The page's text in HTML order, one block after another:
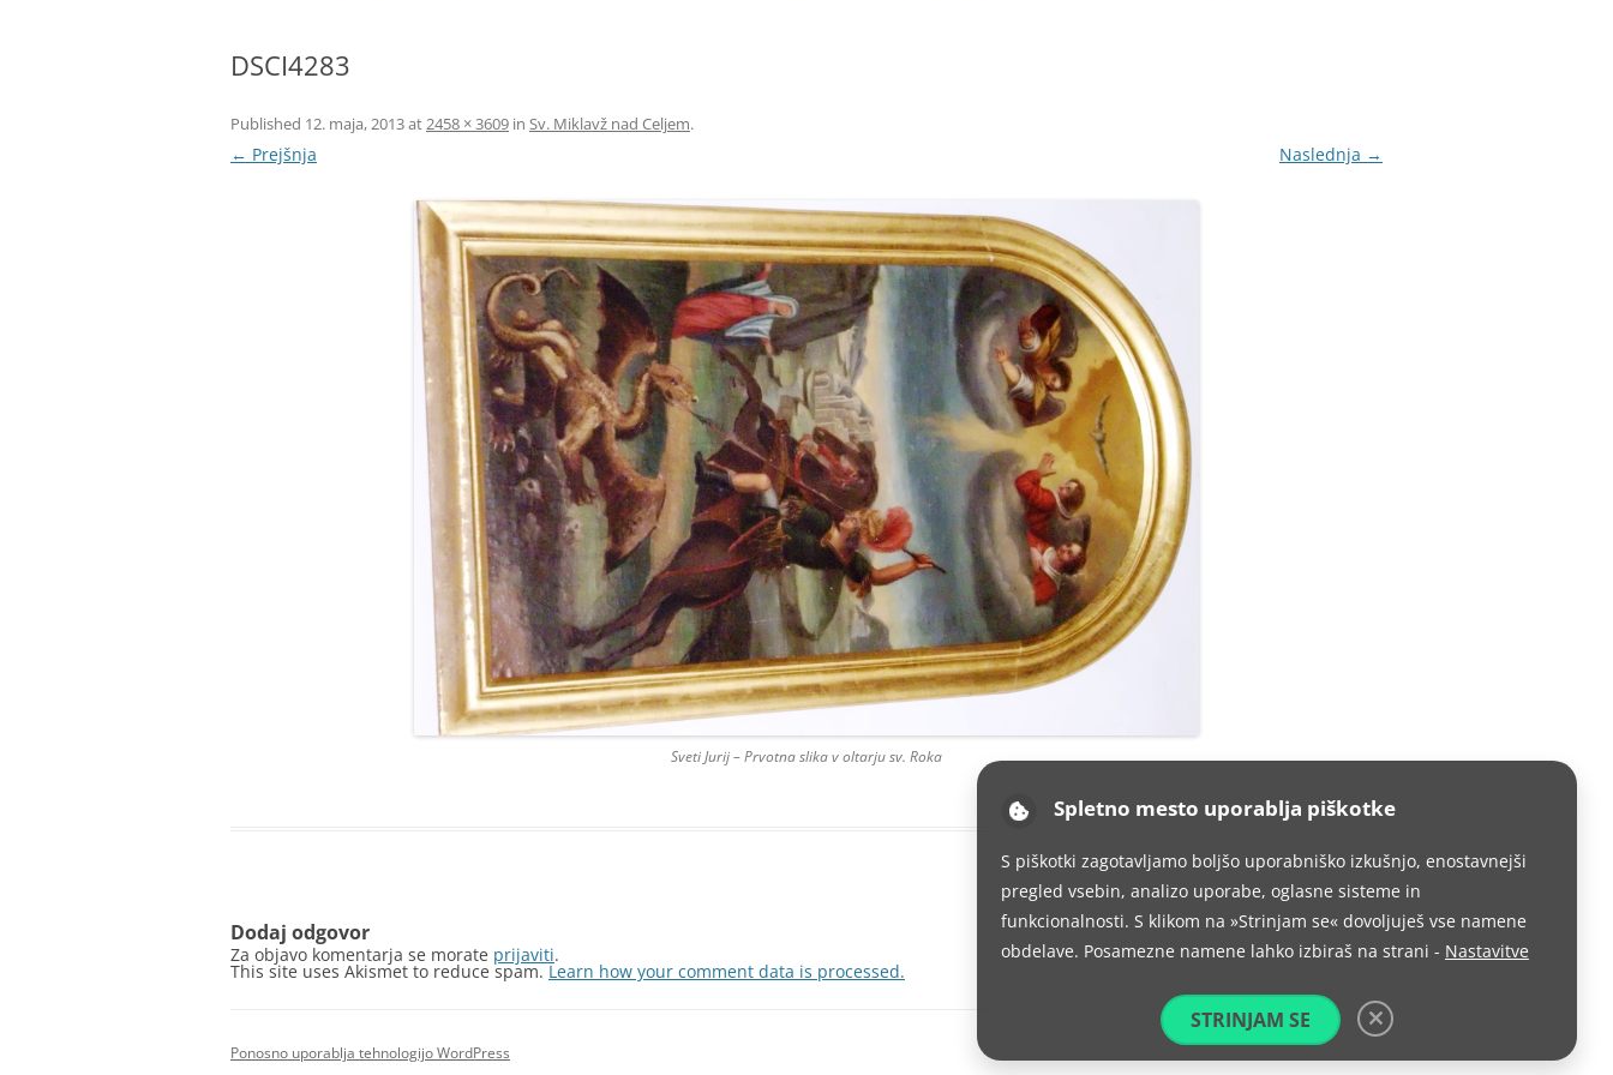
ZVERINICE
FRANČIŠKOVI OTROCI
MOŽJE SVETEGA JOŽEFA
DSCI4283
Published 12. maja, 2013at2458 × 3609 in Sv. Miklavž nad Celjem.
← Prejšnja Naslednja →
Sveti Jurij – Prvotna slika v oltarju sv. Roka
Dodaj odgovor
Za objavo komentarja se morate prijaviti.
This site uses Akismet to reduce spam.Learn how your comment data is processed.
Ponosno uporablja tehnologijo WordPress
Spletno mesto uporablja piškotke
S piškotki zagotavljamo boljšo uporabniško izkušnjo, enostavnejši
pregled vsebin, analizo uporabe, oglasne sisteme in
funkcionalnosti. S klikom na »Strinjam se« dovoljuješ vse namene
obdelave. Posamezne namene lahko izbiraš na strani - Nastavitve
STRINJAM SE